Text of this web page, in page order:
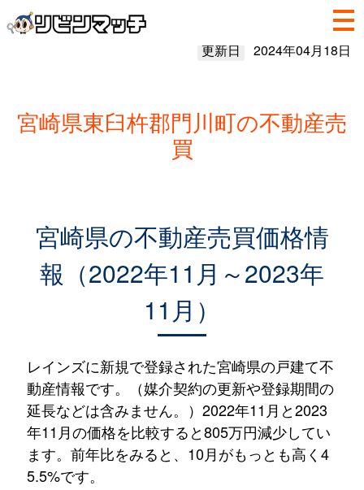
更新日 2024年04月18日
宮崎県東臼杵郡門川町の不動産売
買
宮崎県の不動産売買価格情
報（2022年11月～2023年
11月）
レインズに新規で登録された宮崎県の戸建て不
動産情報です。（媒介契約の更新や登録期間の
延長などは含みません。）2022年11月と2023
年11月の価格を比較すると805万円減少してい
ます。前年比をみると、10月がもっとも高く4
5.5%です。